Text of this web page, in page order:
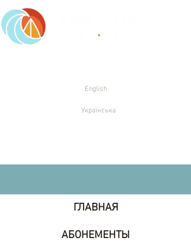
English
Українська
ГЛАВНАЯ
АБОНЕМЕНТЫ